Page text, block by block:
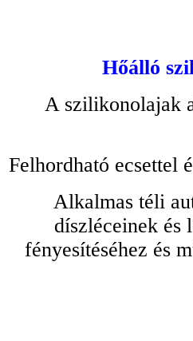
Hőálló
A szilikonolajak
Felhordható ecsettel
Alkalmas téli
díszléceinek és
fényesítéséhez és